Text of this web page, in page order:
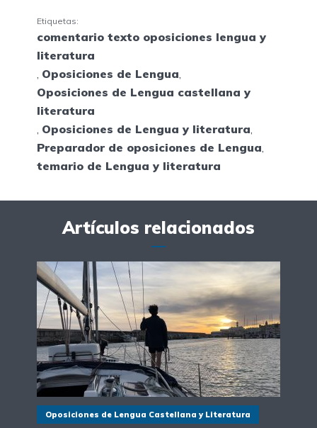
Etiquetas:
comentario texto oposiciones lengua y
literatura
, Oposiciones de Lengua,
Oposiciones de Lengua castellana y
literatura
, Oposiciones de Lengua y literatura,
Preparador de oposiciones de Lengua,
temario de Lengua y literatura
Artículos relacionados
Oposiciones de Lengua Castellana y Literatura